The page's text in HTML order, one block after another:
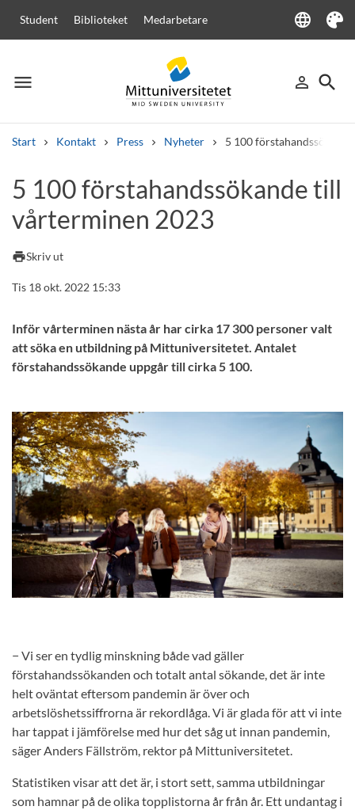
Student Biblioteket Medarbetare language
Language
Tema
menu
Meny person_outline
Logga in
search
Sök
Start Kontakt Press Nyheter 5 100
Andra söktjänster
Kurser och program Kursplaner Välkomstbrev
5 100 förstahandssökande till
vårterminen 2023
printSkriv ut
Tis 18 okt. 2022 15:33
Inför vårterminen nästa år har cirka 17 300 personer valt
att söka en utbildning på Mittuniversitetet. Antalet
förstahandssökande uppgår till cirka 5 100.
− Vi ser en tydlig minskning både vad gäller
förstahandssökanden och totalt antal sökande, det är inte
helt oväntat eftersom pandemin är över och
arbetslöshetssiffrorna är rekordlåga. Vi är glada för att vi inte
har tappat i jämförelse med hur det såg ut innan pandemin,
säger Anders Fällström, rektor på Mittuniversitetet.
Statistiken visar att det är, i stort sett, samma utbildningar
som hamnar på de olika topplistorna år från år. Ett undantag i